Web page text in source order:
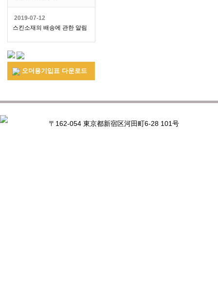
2019-07-12
스킨소재의 배송에 관한 알림
오더용기입표 다운로드
〒162-054 東京都新宿区河田町6-28 101号